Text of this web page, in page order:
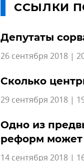
ССЫЛКИ
Депутаты
26 сентября 2018 |
Сколько
29 сентября 2018 |
Одно из
реформ может
14 сентября 2018 |